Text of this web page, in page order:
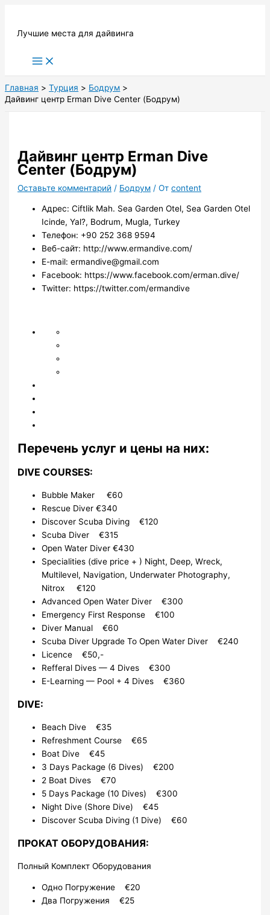
содержимому
Лучшие места для дайвинга
Main
Menu
Главная Турция
Бодрум
Дайвинг центр Erman Dive Center (Бодрум)
Дайвинг центр Erman Dive
Center (Бодрум)
Оставьте комментарий / Бодрум / Отcontent
Адрес: Ciftlik Mah. Sea Garden Otel, Sea Garden Otel
Icinde, Yal?, Bodrum, Mugla, Turkey
Телефон: +90 252 368 9594
Веб-сайт: http://www.ermandive.com/
E-mail: ermandive@gmail.com
Facebook: https://www.facebook.com/erman.dive/
Twitter: https://twitter.com/ermandive
Перечень услуг и цены на них:
DIVE COURSES:
Bubble Maker €60
Rescue Diver €340
Discover Scuba Diving €120
Scuba Diver €315
Open Water Diver €430
Specialities (dive price + ) Night, Deep, Wreck,
Multilevel, Navigation, Underwater Photography,
Nitrox €120
Advanced Open Water Diver €300
Emergency First Response €100
Diver Manual €60
Scuba Diver Upgrade To Open Water Diver €240
Licence €50,-
Refferal Dives — 4 Dives €300
E-Learning — Pool + 4 Dives €360
DIVE:
Beach Dive €35
Refreshment Course €65
Boat Dive €45
3 Days Package (6 Dives) €200
2 Boat Dives €70
5 Days Package (10 Dives) €300
Night Dive (Shore Dive) €45
Discover Scuba Diving (1 Dive) €60
ПРОКАТ ОБОРУДОВАНИЯ:
Полный Комплект Оборудования
Одно Погружение €20
Два Погружения €25